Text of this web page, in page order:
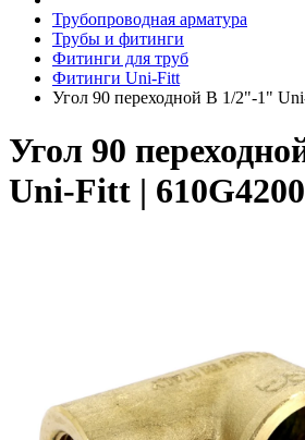
Трубопроводная арматура
Трубы и фитинги
Фитинги для труб
Фитинги Uni-Fitt
Угол 90 переходной В 1/2"-1"
Угол 90
Uni-Fitt |